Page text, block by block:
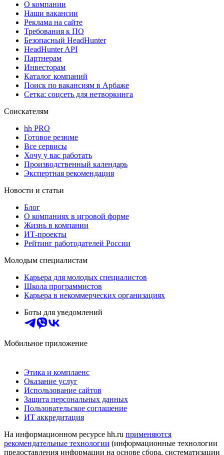
О компании
Наши вакансии
Реклама на сайте
Требования к ПО
Безопасный HeadHunter
HeadHunter API
Партнерам
Инвесторам
Каталог компаний
Поиск по вакансиям в Арбаже
Сетка: соцсеть для нетворкинга
Соискателям
hh PRO
Готовое резюме
Все сервисы
Хочу у вас работать
Производственный календарь
Экспертная рекомендация
Новости и статьи
Блог
О компаниях в игровой форме
Жизнь в компании
ИТ-проекты
Рейтинг работодателей России
Молодым специалистам
Карьера для молодых специалистов
Школа программистов
Карьера в некоммерческих организациях
Боты для уведомлений
Мобильное приложение
Этика и комплаенс
Оказание услуг
Использование сайтов
Защита персональных данных
Пользовательское соглашение
ИТ аккредитация
На информационном ресурсе hh.ru применяются
рекомендательные технологии (информационные технологии
предоставления информации на основе сбора, систематизации